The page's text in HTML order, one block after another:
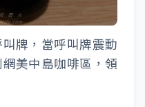
牌，當呼叫牌震動
美中島咖啡區，領